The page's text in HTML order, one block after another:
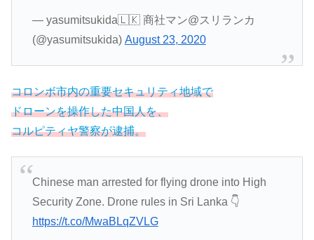
— yasumitsukida🇱🇰 商社マン@スリランカ
(@yasumitsukida) August 23, 2020
コロンボ市内の重要セキュリティ地域で
ドローンを操作した中国人を、
コルピティヤ警察が逮捕。
Chinese man arrested for flying drone into High
Security Zone. Drone rules in Sri Lanka 👇
https://t.co/MwaBLqZVLG